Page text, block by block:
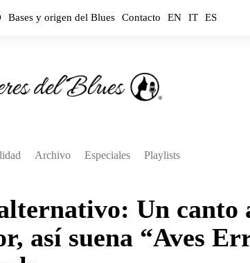
Bases y origen del Blues Contacto EN IT ES
Archivo
Biografías por década
Especiales Playlists
YouTube Music
Spotify
Un canto
así suena “Aves